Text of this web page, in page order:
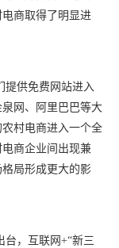
商取得了明显进
提供免费网站进入
网、阿里巴巴等大
村电商进入一个全
商企业间出现兼
局形成更大的影
台，互联网+“新三